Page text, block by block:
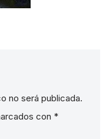
no será publicada.
con *